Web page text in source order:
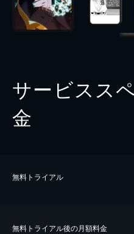
サービスス
金
無料トライアル
無料トライアル後の⽉額料金